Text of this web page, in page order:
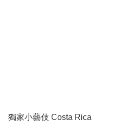
獨家小藝伎 Costa Rica